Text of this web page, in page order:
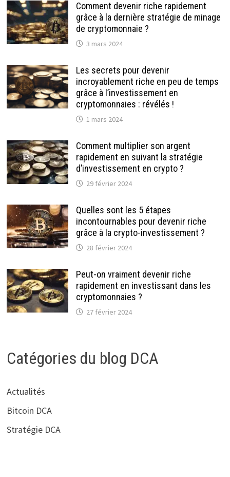
Comment devenir riche rapidement
grâce à la dernière stratégie de minage
de cryptomonnaie ?
3 mars 2024
Les secrets pour devenir
incroyablement riche en peu de temps
grâce à l’investissement en
cryptomonnaies : révélés !
1 mars 2024
Comment multiplier son argent
rapidement en suivant la stratégie
d’investissement en crypto ?
29 février 2024
Quelles sont les 5 étapes
incontournables pour devenir riche
grâce à la crypto-investissement ?
28 février 2024
Peut-on vraiment devenir riche
rapidement en investissant dans les
cryptomonnaies ?
27 février 2024
Catégories du blog DCA
Actualités
Bitcoin DCA
Stratégie DCA